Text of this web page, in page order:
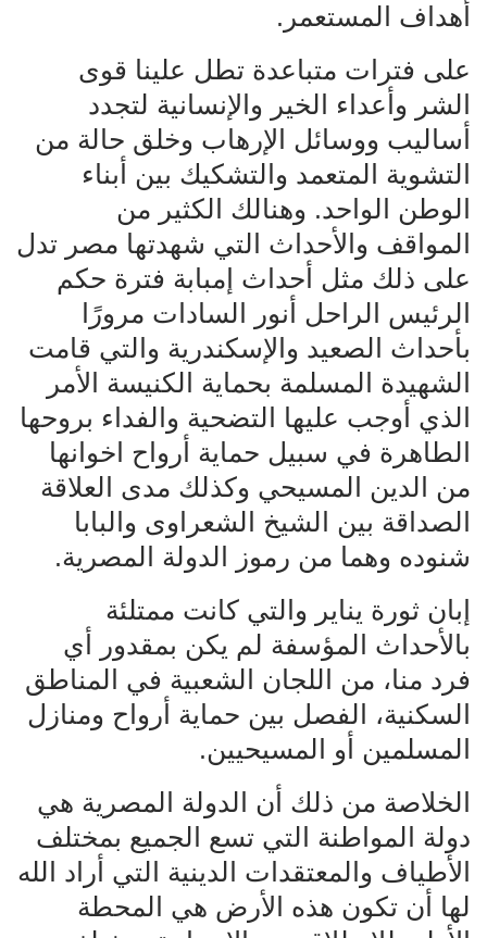
أهداف المستعمر.
على فترات متباعدة تطل علينا قوى
الشر وأعداء الخير والإنسانية لتجدد
أساليب ووسائل الإرهاب وخلق حالة من
التشوية المتعمد والتشكيك بين أبناء
الوطن الواحد. وهنالك الكثير من
المواقف والأحداث التي شهدتها مصر تدل
على ذلك مثل أحداث إمبابة فترة حكم
الرئيس الراحل أنور السادات مرورًا
بأحداث الصعيد والإسكندرية والتي قامت
الشهيدة المسلمة بحماية الكنيسة الأمر
الذي أوجب عليها التضحية والفداء بروحها
الطاهرة في سبيل حماية أرواح اخوانها
من الدين المسيحي وكذلك مدى العلاقة
الصداقة بين الشيخ الشعراوى والبابا
شنوده وهما من رموز الدولة المصرية.
إبان ثورة يناير والتي كانت ممتلئة
بالأحداث المؤسفة لم يكن بمقدور أي
فرد منا، من اللجان الشعبية في المناطق
السكنية، الفصل بين حماية أرواح ومنازل
المسلمين أو المسيحيين.
الخلاصة من ذلك أن الدولة المصرية هي
دولة المواطنة التي تسع الجميع بمختلف
الأطياف والمعتقدات الدينية التي أراد الله
لها أن تكون هذه الأرض هي المحطة